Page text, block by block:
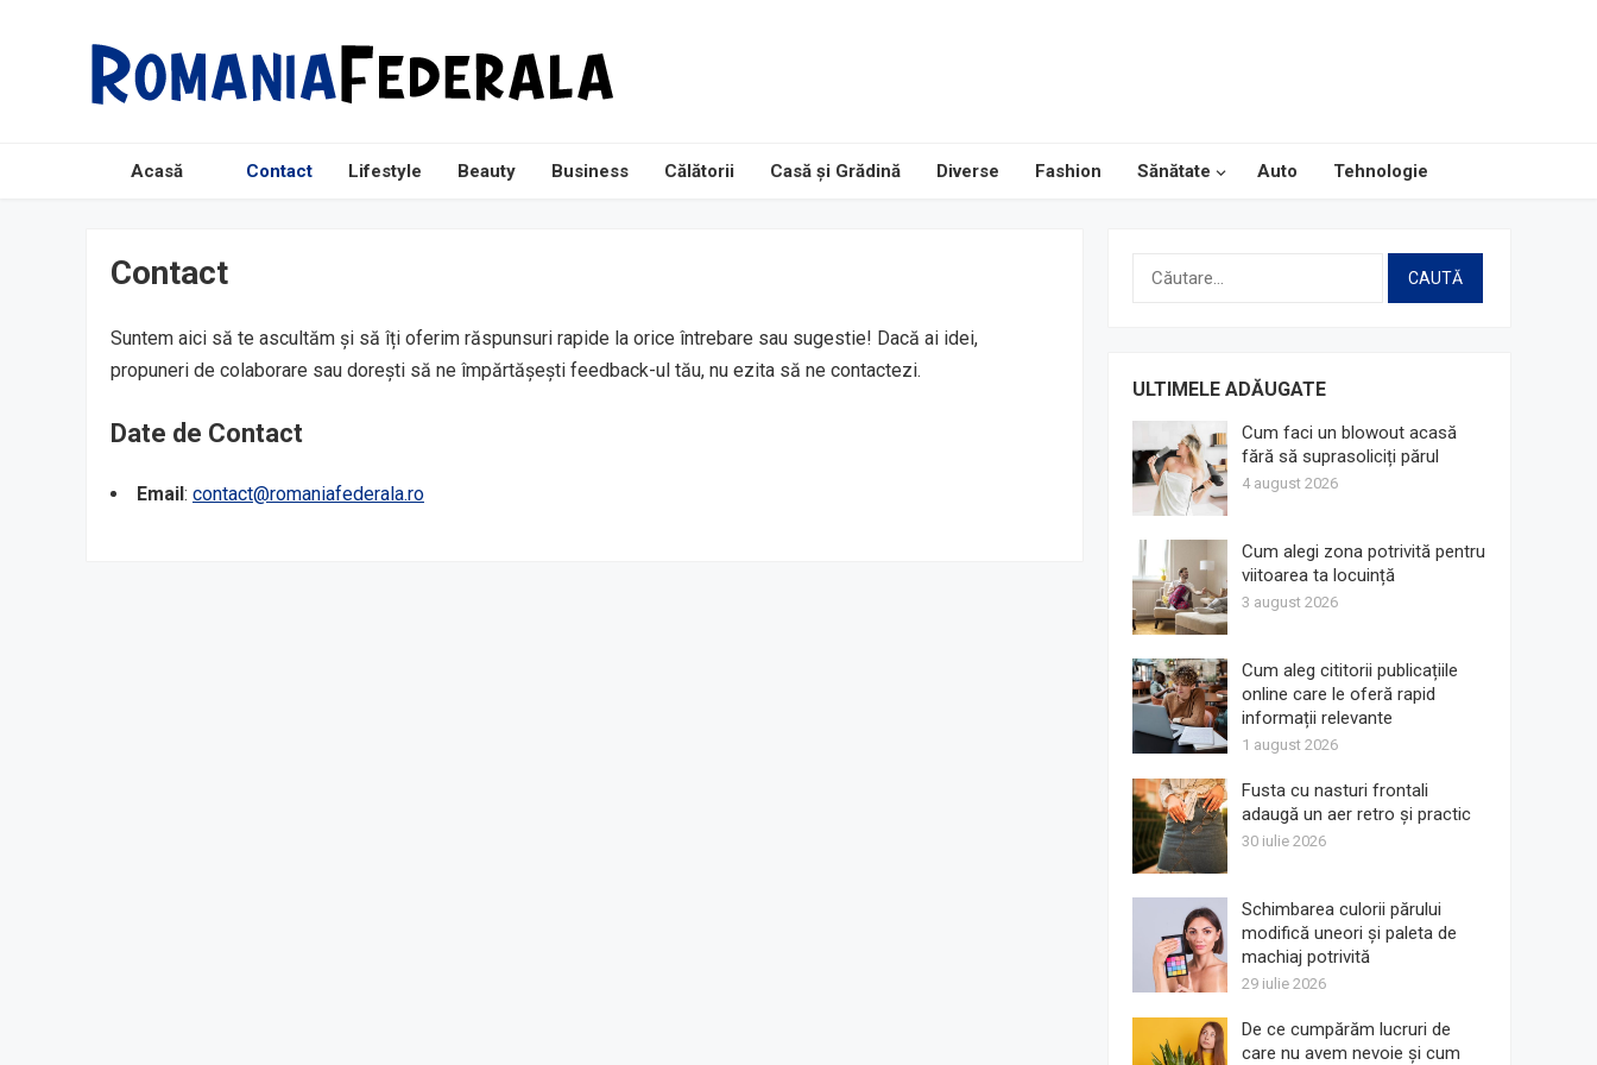
Acasă Contact Lifestyle Beauty Business Călătorii Casă și Grădină Diverse Fashion Sănătate Auto Tehnologie
Contact
Suntem aici să te ascultăm și să îți oferim răspunsuri rapide la orice întrebare sau sugestie! Dacă ai idei,
propuneri de colaborare sau dorești să ne împărtășești feedback-ul tău, nu ezita să ne contactezi.
Date de Contact
Email: contact@romaniafederala.ro
Caută
ULTIMELE ADĂUGATE
Cum faci un blowout acasă
fără să suprasoliciți părul
4 august 2026
Cum alegi zona potrivită pentru
viitoarea ta locuință
3 august 2026
Cum aleg cititorii publicațiile
online care le oferă rapid
informații relevante
1 august 2026
Fusta cu nasturi frontali
adaugă un aer retro și practic
30 iulie 2026
Schimbarea culorii părului
modifică uneori și paleta de
machiaj potrivită
29 iulie 2026
De ce cumpărăm lucruri de
care nu avem nevoie și cum